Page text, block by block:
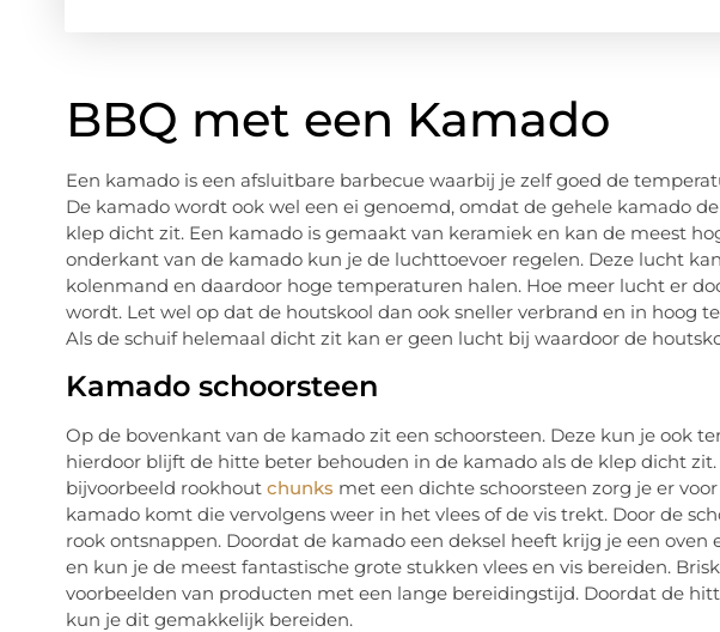
BBQ met een Kamado
Een kamado is een afsluitbare barbecue waarbij je zelf goed de
De kamado wordt ook wel een ei genoemd, omdat de gehele kamado
klep dicht zit. Een kamado is gemaakt van keramiek en kan de meest
onderkant van de kamado kun je de luchttoevoer regelen. Deze lucht
kolenmand en daardoor hoge temperaturen halen. Hoe meer lucht er
wordt. Let wel op dat de houtskool dan ook sneller verbrand en in hoog
Als de schuif helemaal dicht zit kan er geen lucht bij waardoor de
Kamado schoorsteen
Op de bovenkant van de kamado zit een schoorsteen. Deze kun je ook
hierdoor blijft de hitte beter behouden in de kamado als de klep dicht
bijvoorbeeld rookhout chunks met een dichte schoorsteen zorg je er
kamado komt die vervolgens weer in het vlees of de vis trekt. Door de
rook ontsnappen. Doordat de kamado een deksel heeft krijg je een
en kun je de meest fantastische grote stukken vlees en vis bereiden.
voorbeelden van producten met een lange bereidingstijd. Doordat de
kun je dit gemakkelijk bereiden.